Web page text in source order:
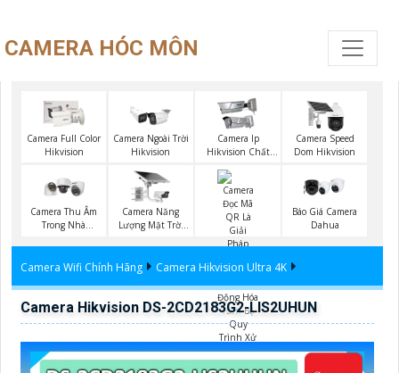
CAMERA HÓC MÔN
Camera Full Color
Hikvision
Camera Ngoài Trời
Hikvision
Camera Ip
Hikvision Chất
Camera Speed
Dom Hikvision
Camera Thu Âm
Trong Nhà
Camera Năng
Lượng Mặt Trời
Báo Giá Camera
Dahua
Camera Wifi Chính Hãng Camera Hikvision Ultra 4K
Camera Hikvision DS-2CD2183G2-LIS2UHUN